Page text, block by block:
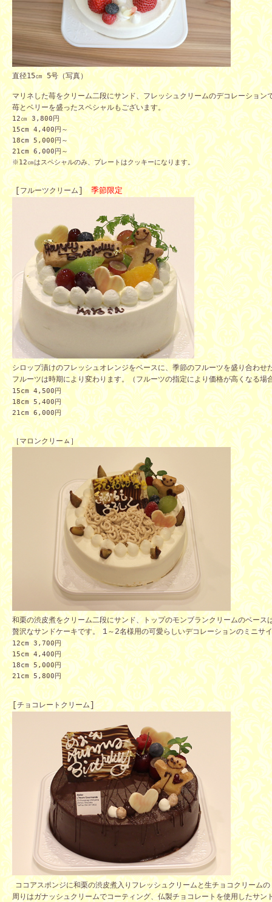
直径15㎝ 5号（写真）
マリネした苺をクリーム二段にサンド、フレッシュクリームのデコレーション
苺とベリーを盛ったスペシャルもございます。
12㎝ 3,800円
1 5cm 4,400円～
18cm 5,000円～
21cm 6,000円～
※12㎝はスペシャルのみ、プレートはクッキーになります。
[フルーツクリーム] 季節限定
シロップ漬けのフレッシュオレンジをベースに、季節のフルーツを盛り合わせ
フルーツは時期により変わります。（フルーツの指定により価格が高くなる場
15cm 4,500円
18cm 5,400円
21cm 6,000円
［マロンクリーㇺ］
和栗の渋皮煮をクリーム二段にサンド、トップのモンブランクリームのベース
贅沢なサンドケーキです。 1～2名様用の可愛らしいデコレーションのミニサ
12cm 3,700円
15cm 4,400円
18cm 5,000円
21cm 5,800円
[チョコレートクリーム]
ココアスポンジに和栗の渋皮煮入りフレッシュクリームと生チョコクリーム
周りはガナッシュクリームでコーティング、仏製チョコレートを使用したサン